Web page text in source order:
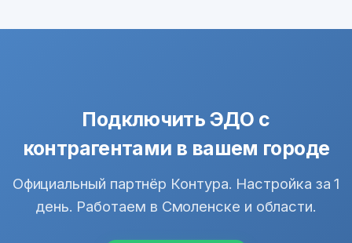
Подключить ЭДО с
контрагентами в вашем городе
Официальный партнёр Контура. Настройка за 1
день. Работаем в Смоленске и области.